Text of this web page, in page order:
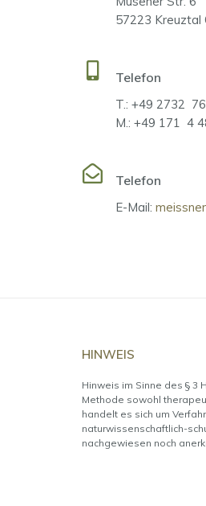
57223 Kreuztal
Telefon
T.: +49 2732
M.: +49 171 4
Telefon
E-Mail:
HINWEIS
Hinweis im Sinne des § 3
Methode sowohl
handelt es sich um
naturwissenschaftlich-
nachgewiesen noch